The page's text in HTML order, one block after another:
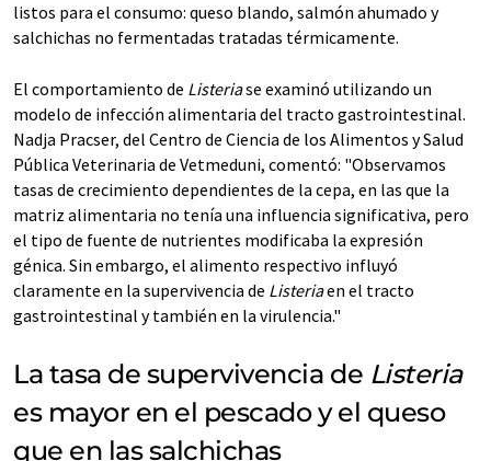
listos para el consumo: queso blando, salmón ahumado y
salchichas no fermentadas tratadas térmicamente.
El comportamiento de Listeriase examinó utilizando un
modelo de infección alimentaria del tracto gastrointestinal.
Nadja Pracser, del Centro de Ciencia de los Alimentos y Salud
Pública Veterinaria de Vetmeduni, comentó: "Observamos
tasas de crecimiento dependientes de la cepa, en las que la
matriz alimentaria no tenía una influencia significativa, pero
el tipo de fuente de nutrientes modificaba la expresión
génica. Sin embargo, el alimento respectivo influyó
claramente en la supervivencia de Listeriaen el tracto
gastrointestinal y también en la virulencia."
La tasa de supervivencia de Listeria
es mayor en el pescado y el queso
que en las salchichas